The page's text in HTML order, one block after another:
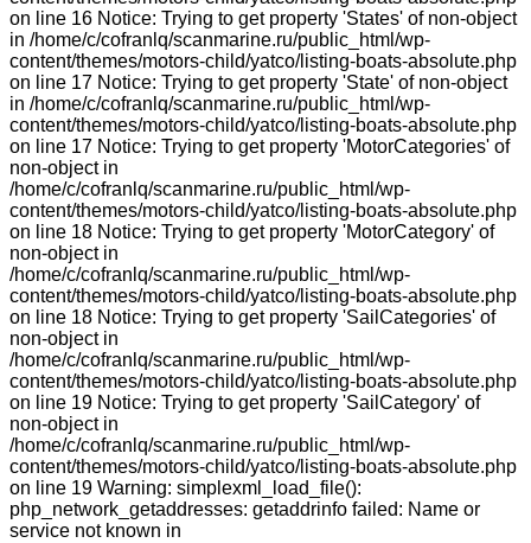
on line 16 Notice: Trying to get property 'States' of non-object
in /home/c/cofranlq/scanmarine.ru/public_html/wp-
content/themes/motors-child/yatco/listing-boats-absolute.php
on line 17 Notice: Trying to get property 'State' of non-object
in /home/c/cofranlq/scanmarine.ru/public_html/wp-
content/themes/motors-child/yatco/listing-boats-absolute.php
on line 17 Notice: Trying to get property 'MotorCategories' of
non-object in
/home/c/cofranlq/scanmarine.ru/public_html/wp-
content/themes/motors-child/yatco/listing-boats-absolute.php
on line 18 Notice: Trying to get property 'MotorCategory' of
non-object in
/home/c/cofranlq/scanmarine.ru/public_html/wp-
content/themes/motors-child/yatco/listing-boats-absolute.php
on line 18 Notice: Trying to get property 'SailCategories' of
non-object in
/home/c/cofranlq/scanmarine.ru/public_html/wp-
content/themes/motors-child/yatco/listing-boats-absolute.php
on line 19 Notice: Trying to get property 'SailCategory' of
non-object in
/home/c/cofranlq/scanmarine.ru/public_html/wp-
content/themes/motors-child/yatco/listing-boats-absolute.php
on line 19 Warning: simplexml_load_file():
php_network_getaddresses: getaddrinfo failed: Name or
service not known in